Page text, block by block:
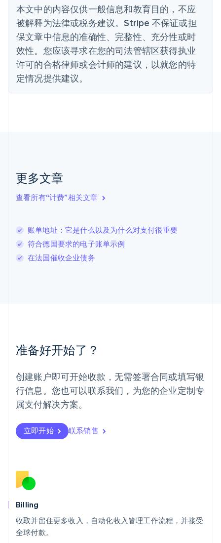
本文中的内容仅供一般信息和教育目的，不应
被解释为法律或税务建议。Stripe 不保证或担
保文章中信息的准确性、完整性、充分性或时
效性。您应该寻求在您的司法管辖区获得执业
许可的合格律师或会计师的建议，以就您的特
定情况提供建议。
更多文章
查看所有“计费”相关文章
账单地址：它是什么以及为什么对支付很重要
符合德国要求的电子账单示例
在法国催收企业债务
准备好开始了？
创建账户即可开始收款，无需签署合同或填写银
行信息。您也可以联系我们，为您的企业定制专
属支付解决方案。
立即开始 联系销售
Billing
收取并留住更多收入，自动化收入管理工作流程，并接受
全球付款。
丹麦
德国
DeutschEnglish
法国
FrançaisEnglish
芬兰
EnglishSvenska
English
English
卢森堡
罗马尼亚
English
挪威
葡萄牙
Português English
日本
日本語English
瑞典
瑞士
DeutschFrançais
English
斯洛文尼亚
泰国
ไทยEnglish
希腊
English